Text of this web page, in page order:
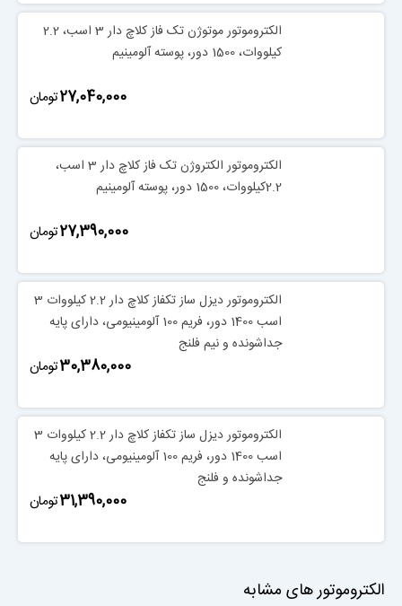
الکتروموتور موتوژن تک فاز کلاچ دار 3 اسب، 2.2
کیلووات، 1500 دور، پوسته آلومینیم
‎27,040,000تومان
الکتروموتور الکتروژن تک فاز کلاچ دار 3 اسب،
2.2کیلووات، 1500 دور، پوسته آلومینیم
‎27,390,000تومان
الکتروموتور دیزل ساز تکفاز کلاچ دار 2.2 کیلووات 3
اسب 1400 دور، فریم 100 آلومینیومی، دارای پایه
جداشونده و نیم فلنج
‎30,380,000تومان
الکتروموتور دیزل ساز تکفاز کلاچ دار 2.2 کیلووات 3
اسب 1400 دور، فریم 100 آلومینیومی، دارای پایه
جداشونده و فلنج
‎31,390,000تومان
الکتروموتور های مشابه